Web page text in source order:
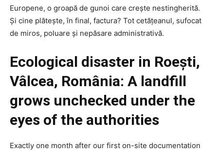
Europene, o groapă de gunoi care crește nestingherită.
Și cine plătește, în final, factura? Tot cetățeanul, sufocat
de miros, poluare și nepăsare administrativă.
Ecological disaster in Roești,
Vâlcea, România: A landfill
grows unchecked under the
eyes of the authorities
Exactly one month after our first on-site documentation